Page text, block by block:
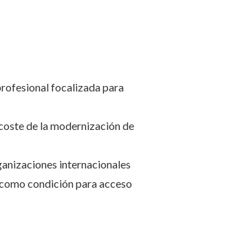
focalizada para
de la modernización de
internacionales
condición para acceso